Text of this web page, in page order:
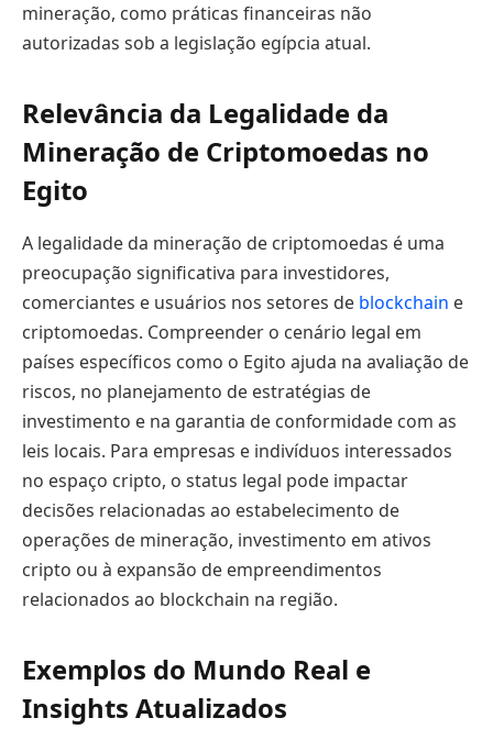
mineração, como práticas financeiras não
autorizadas sob a legislação egípcia atual.
Relevância da Legalidade da
Mineração de Criptomoedas no
Egito
A legalidade da mineração de criptomoedas é uma
preocupação significativa para investidores,
comerciantes e usuários nos setores de blockchain e
criptomoedas. Compreender o cenário legal em
países específicos como o Egito ajuda na avaliação de
riscos, no planejamento de estratégias de
investimento e na garantia de conformidade com as
leis locais. Para empresas e indivíduos interessados
no espaço cripto, o status legal pode impactar
decisões relacionadas ao estabelecimento de
operações de mineração, investimento em ativos
cripto ou à expansão de empreendimentos
relacionados ao blockchain na região.
Exemplos do Mundo Real e
Insights Atualizados